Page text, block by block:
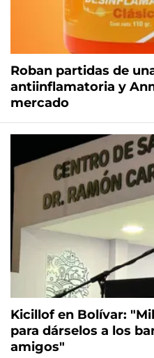
Roban partidas de
antiinflamatoria y
mercado
Kicillof en Bolívar:
para dárselos a los
amigos"